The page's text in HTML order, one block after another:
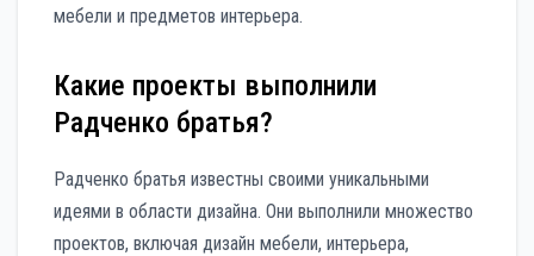
мебели и предметов интерьера.
Какие проекты выполнили
Радченко братья?
Радченко братья известны своими уникальными
идеями в области дизайна. Они выполнили множество
проектов, включая дизайн мебели, интерьера,